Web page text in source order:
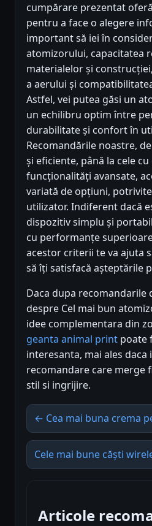
cumpărare prezentat
pentru a face o alegere
important să iei în
atomizorului, capacitatea
materialelor și
a aerului și
Astfel, vei putea găsi un
un echilibru optim între
durabilitate și confort în
Recomandările noastre,
și eficiente, până la cele
funcționalități avansate,
variată de opțiuni,
utilizator. Indiferent dacă
dispozitiv simplu și
cu performanțe
acestor criterii te va ajuta
să îți satisfacă așteptările
Daca dupa recomandarile
despre Cel mai bun
idee complementara din
geanta animal print poate
interesanta, mai ales daca
recomandare care merge
stil si ingrijire.
← Cea mai buna crema
Cele mai bune căști
Articole